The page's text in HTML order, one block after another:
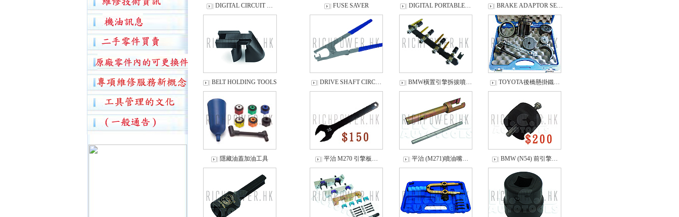
DIGITAL CIRCUIT … FUSE SAVER DIGITAL PORTABLE… BRAKE ADAPTOR SE…
BELT HOLDING TOOLS DRIVE SHAFT CIRC… BMW橫置引擎拆拔噴… TOYOTA後橋懸掛鐵…
隱藏油蓋加油工具 平治 M270 引擎板… 平治 (M271)噴油嘴… BMW (N54) 前引擎…